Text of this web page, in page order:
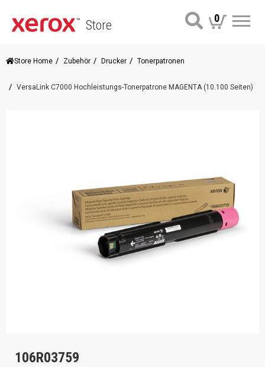
Store 0
Store Home Zubehör Drucker Tonerpatronen
VersaLink C7000 Hochleistungs-Tonerpatrone MAGENTA (10.100 Seiten)
106R03759